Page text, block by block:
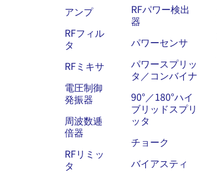
アンプ
RFフィル
タ
RFミキサ
電圧制御
発振器
周波数逓
倍器
RFリミッ
タ
RFパワー検出
器
パワーセンサ
パワースプリッ
タ／コンバイナ
90°／180°ハイ
ブリッドスプリ
ッタ
チョーク
バイアスティ